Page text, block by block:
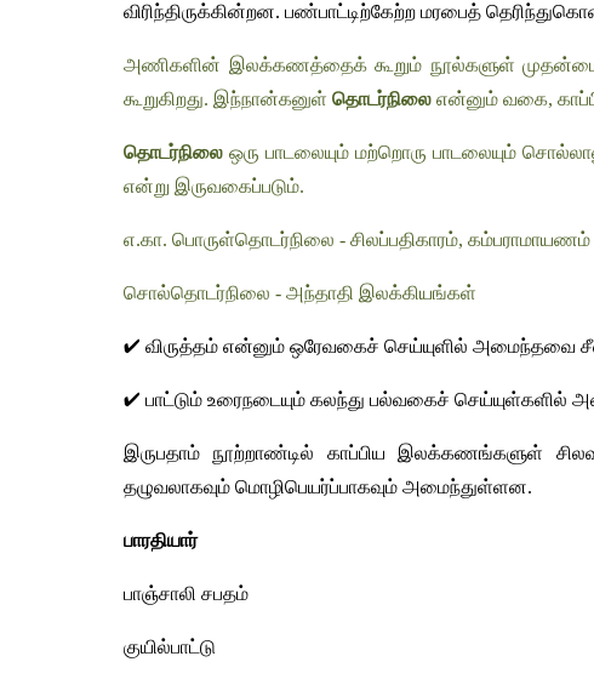
விரிந்திருக்கின்றன. பண்பாட்டிற்கேற்ற மரபைத்
அணிகளின் இலக்கணத்தைக் கூறும் நூல்களுள்
கூறுகிறது. இந்நான்கனுள் தொடர்நிலை என்னும் வகை,
தொடர்நிலை ஒரு பாடலையும் மற்றொரு பாடலையும்
என்று இருவகைப்படும்.
எ.கா. பொருள்தொடர்நிலை - சிலப்பதிகாரம், கம்பராமாயணம்
சொல்தொடர்நிலை - அந்தாதி இலக்கியங்கள்
✔ விருத்தம் என்னும் ஒரேவகைச் செய்யுளில் அமைந்தவை
✔ பாட்டும் உரைநடையும் கலந்து பல்வகைச் செய்யுள்களில்
இருபதாம் நூற்றாண்டில் காப்பிய இலக்கணங்களுள்
தழுவலாகவும் மொழிபெயர்ப்பாகவும் அமைந்துள்ளன.
பாரதியார்
பாஞ்சாலி சபதம்
குயில்பாட்டு